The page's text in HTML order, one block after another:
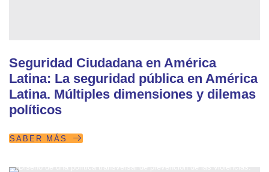
Seguridad Ciudadana en América
Latina: La seguridad pública en América
Latina. Múltiples dimensiones y dilemas
políticos
SABER MÁS